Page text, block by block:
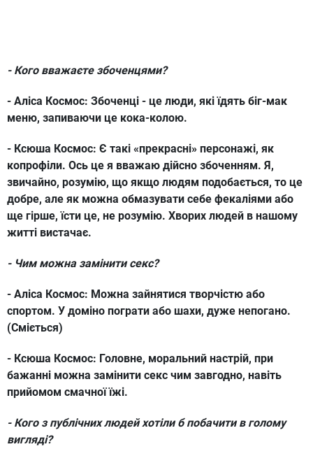
- Кого вважаєте збоченцями?
- Аліса Космос: Збоченці - це люди, які їдять біг-мак
меню, запиваючи це кока-колою.
- Ксюша Космос: Є такі «прекрасні» персонажі, як
копрофіли. Ось це я вважаю дійсно збоченням. Я,
звичайно, розумію, що якщо людям подобається, то це
добре, але як можна обмазувати себе фекаліями або
ще гірше, їсти це, не розумію. Хворих людей в нашому
житті вистачає.
- Чим можна замінити секс?
- Аліса Космос: Можна зайнятися творчістю або
спортом. У доміно пограти або шахи, дуже непогано.
(Сміється)
- Ксюша Космос: Головне, моральний настрій, при
бажанні можна замінити секс чим завгодно, навіть
прийомом смачної їжі.
- Кого з публічних людей хотіли б побачити в голому
вигляді?